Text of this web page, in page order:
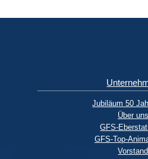
Jubiläum 50
Über uns
GFS-
GFS-Top-
Vorstand